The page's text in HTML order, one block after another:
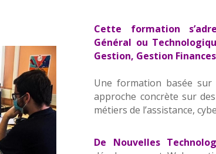
Cette formation
Général ou
Gestion, Gestion
Une formation basée sur
approche concrète sur
métiers de l’assistance,
De Nouvelles